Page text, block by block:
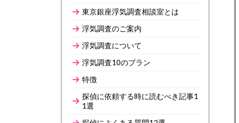
東京銀座浮気調査相談室とは
浮気調査のご案内
浮気調査について
浮気調査10のプラン
特徴
探偵に依頼する時に読むべき記事1
1選